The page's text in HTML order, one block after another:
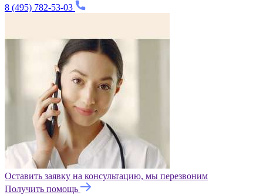
8 (495) 782-53-03
Оставить заявку на консультацию, мы перезвоним
Получить помощь